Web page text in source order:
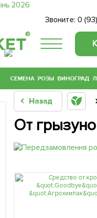
Звоните:0
®
СЕМЕНА РОЗЫ ВИНОГРАД
Назад
От